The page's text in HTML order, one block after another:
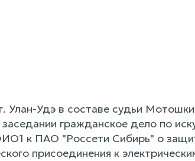
Улан-Удэ в составе судьи
гражданское дело по
к ПАО "Россети Сибирь" о
присоединения к